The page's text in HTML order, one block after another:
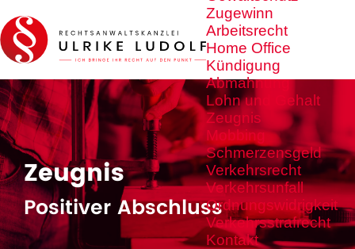
Zugewinn
Arbeitsrecht
Home Office
Kündigung
Abmahnung
Lohn und Gehalt
Zeugnis
Mobbing
Schmerzensgeld
Verkehrsrecht
Verkehrsunfall
Ordnungswidrigkeit
Verkehrsstrafrecht
Kontakt
Zeugnis
Positiver Abschluss